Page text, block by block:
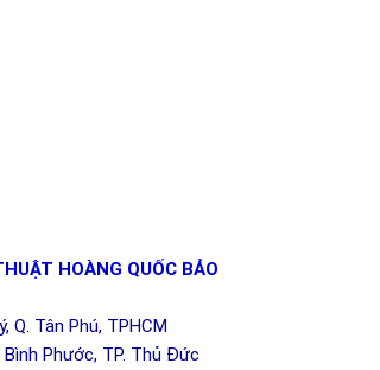
HOÀNG QUỐC BẢO
Q. Tân Phú, TPHCM
Phước, TP. Thủ Đức